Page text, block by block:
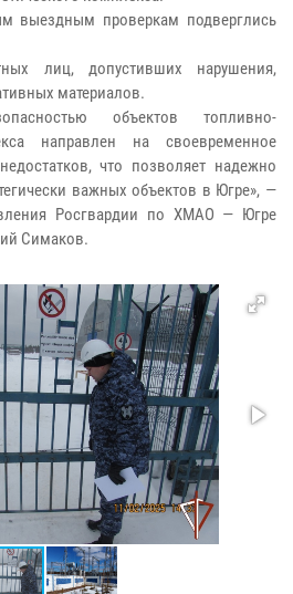
выездным проверкам подверглись
лиц, допустивших нарушения,
материалов.
объектов топливно-
направлен на своевременное
что позволяет надежно
важных объектов в Югре», —
Росгвардии по ХМАО — Югре
Симаков.